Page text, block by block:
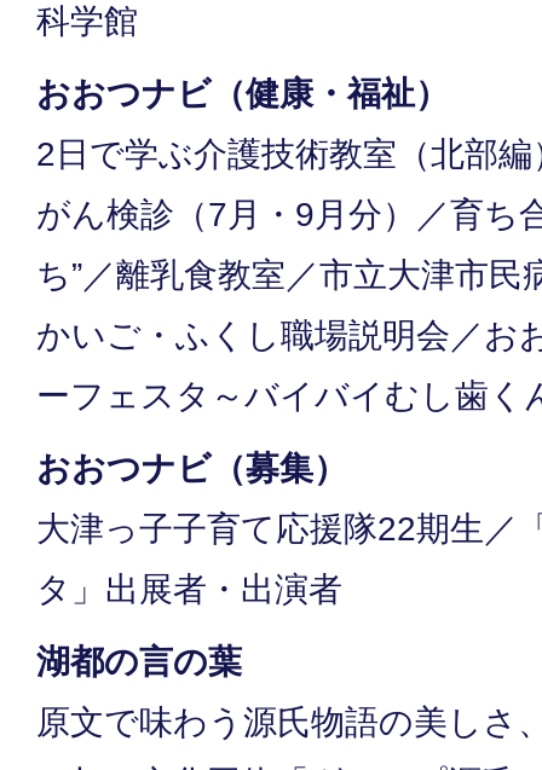
科学館
おおつナビ（健康・福祉）
2日で学ぶ介護技術教室（北部
がん検診（7月・9月分）／育ち
ち”／離乳食教室／市立大津市
かいご・ふくし職場説明会／お
ーフェスタ～バイバイむし歯く
おおつナビ（募集）
大津っ子子育て応援隊22期生／
タ」出展者・出演者
湖都の言の葉
原文で味わう源氏物語の美しさ